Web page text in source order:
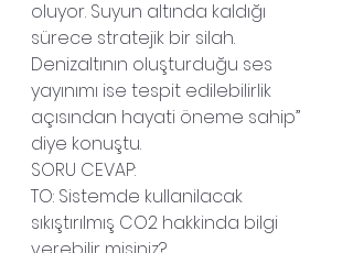
oluyor. Suyun altında kaldığı
sürece stratejik bir silah.
Denizaltının oluşturduğu ses
yayınımı ise tespit edilebilirlik
açısından hayati öneme sahip”
diye konuştu.
SORU CEVAP:
TO: Sistemde kullanilacak
sıkıştırılmış CO2 hakkinda bilgi